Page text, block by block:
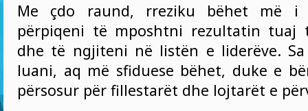
Me çdo raund, rreziku bëhet më i
përpiqeni të mposhtni rezultatin tuaj
dhe të ngjiteni në listën e liderëve.
luani, aq më sfiduese bëhet, duke e
përsosur për fillestarët dhe lojtarët e